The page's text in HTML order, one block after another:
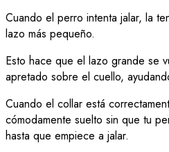
Cuando el perro intenta jalar, la
lazo más pequeño.
Esto hace que el lazo grande se
apretado sobre el cuello,
Cuando el collar está
cómodamente suelto sin que tu
hasta que empiece a jalar.